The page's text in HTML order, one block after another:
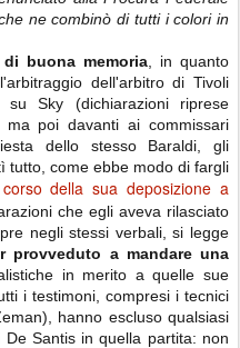
ne combinò di tutti i colori in
buona memoria, in quanto
dell'arbitro di Tivoli
Sky (dichiarazioni riprese
ma poi davanti ai commissari
dello stesso Baraldi, gli
tutto, come ebbe modo di fargli
della sua deposizione a
che egli aveva rilasciato
negli stessi verbali, si legge
provveduto a mandare una
in merito a quelle sue
i testimoni, compresi i tecnici
hanno escluso qualsiasi
Santis in quella partita: non